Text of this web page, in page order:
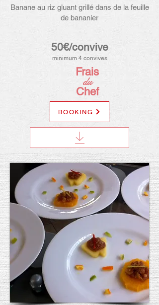
Banane au riz gluant grillé dans de la feuille
de bananier
50€/convive
minimum 4 convives
Frais
du
Chef
BOOKING